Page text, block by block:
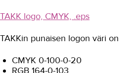
TAKK logo, CMYK, .eps
TAKKin punaisen logon väri on
CMYK 0-100-0-20
RGB 164-0-103